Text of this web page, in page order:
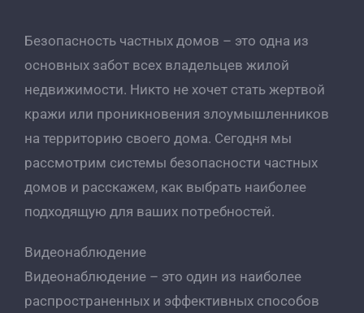
Безопасность частных домов – это одна из
основных забот всех владельцев жилой
недвижимости. Никто не хочет стать жертвой
кражи или проникновения злоумышленников
на территорию своего дома. Сегодня мы
рассмотрим системы безопасности частных
домов и расскажем, как выбрать наиболее
подходящую для ваших потребностей.
Видеонаблюдение
Видеонаблюдение – это один из наиболее
распространенных и эффективных способов